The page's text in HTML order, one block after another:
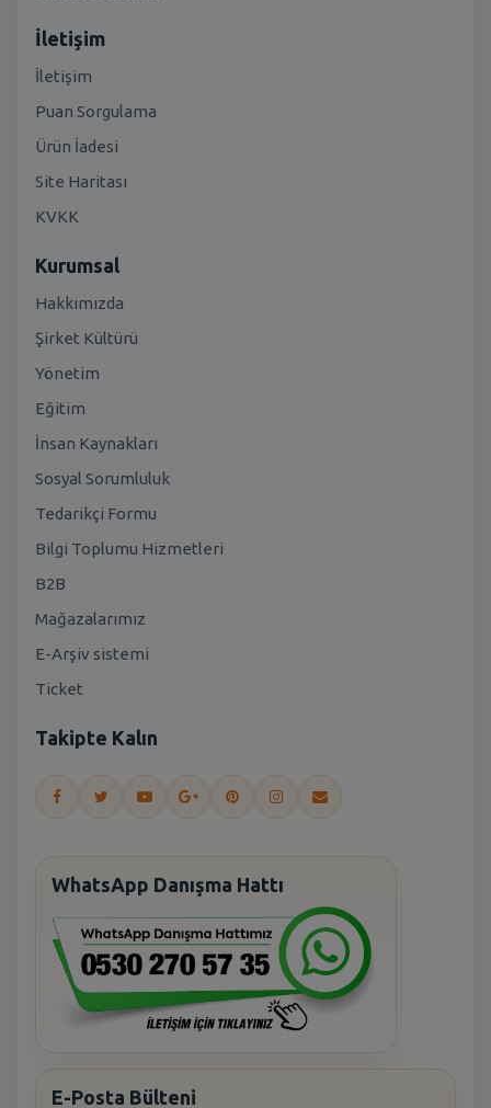
İletişim
İletişim
Puan Sorgulama
Ürün İadesi
Site Haritası
KVKK
Kurumsal
Hakkımızda
Şirket Kültürü
Yönetim
Eğitim
İnsan Kaynakları
Sosyal Sorumluluk
Tedarikçi Formu
Bilgi Toplumu Hizmetleri
B2B
Mağazalarımız
E-Arşiv sistemi
Ticket
Takipte Kalın
WhatsApp Danışma Hattı
E-Posta Bülteni